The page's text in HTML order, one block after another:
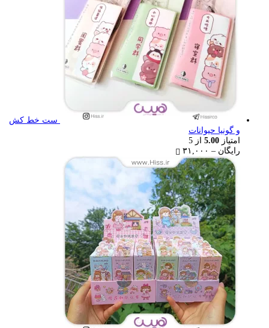
ست خط کش
و گونیا حیوانات
امتیاز 5.00 از 5
رایگان – ۳۱,۰۰۰
range:
رایگان
through
۳۱,۰۰۰ تومان